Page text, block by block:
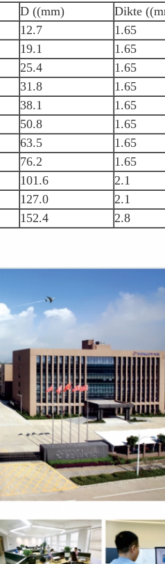
D ((mm)
Dikte
12.7
1.65
19.1
1.65
25.4
1.65
31.8
1.65
38.1
1.65
50.8
1.65
63.5
1.65
76.2
1.65
101.6
2.1
127.0
2.1
152.4 2.8